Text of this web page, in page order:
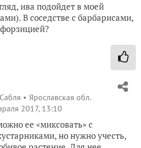
ива подойдет в моей
В соседстве с барбарисами,
Ярославская обл.
2017, 13:10
ее «миксовать» с
но нужно учесть,